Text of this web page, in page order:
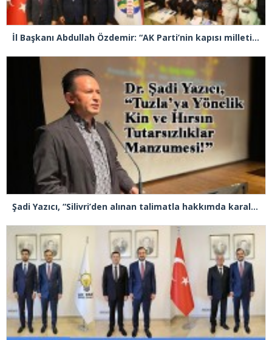
İl Başkanı Abdullah Özdemir: “AK Parti’nin kapısı milletine hizmet etmek isteyen herkese açıktır”
Şadi Yazıcı, “Silivri’den alınan talimatla hakkımda karalama kampanyası yürütülüyor”